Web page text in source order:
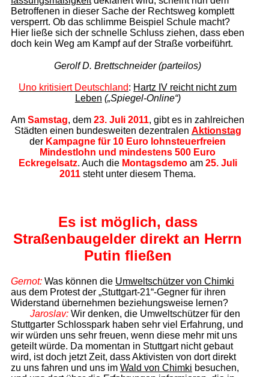
Betroffenen in dieser Sache der Rechtsweg komplett
versperrt. Ob das schlimme Beispiel Schule macht?
Hier ließe sich der schnelle Schluss ziehen, dass eben
doch kein Weg am Kampf auf der Straße vorbeiführt.
Gerolf D. Brettschneider (parteilos)
Uno kritisiert Deutschland: Hartz IV reicht nicht zum
Leben („Spiegel-Online“)
AmSamstag, dem23. Juli 2011, gibt es in zahlreichen
Städten einen bundesweiten dezentralen Aktionstag
der Kampagne für 10 Euro lohnsteuerfreien
Mindestlohn und mindestens 500 Euro
Eckregelsatz. Auch die Montagsdemoam 25. Juli
2011 steht unter diesem Thema.
Es ist möglich, dass
Straßenbaugelder direkt an Herrn
Putin fließen
Gernot:Was können die Umweltschützer von Chimki
aus dem Protest der „Stutt­gart-21“-Gegner für ihren
Widerstand übernehmen beziehungsweise lernen?
Jaroslav:Wir denken, die Umweltschützer für den
Stuttgarter Schlosspark haben sehr viel Erfahrung, und
wir würden uns sehr freuen, wenn diese mehr mit uns
geteilt würde. Da momentan in Stuttgart nicht gebaut
wird, ist doch jetzt Zeit, dass Aktivisten von dort direkt
zu uns fahren und uns im Wald von Chimki besuchen,